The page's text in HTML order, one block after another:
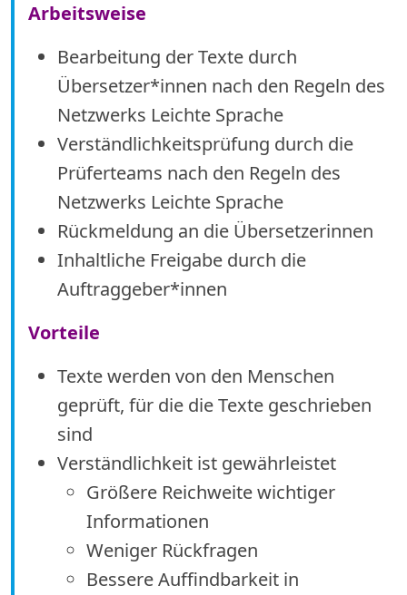
Arbeitsweise
Bearbeitung der Texte durch
Übersetzer*innen nach den Regeln des
Netzwerks Leichte Sprache
Verständlichkeitsprüfung durch die
Prüferteams nach den Regeln des
Netzwerks Leichte Sprache
Rückmeldung an die Übersetzerinnen
Inhaltliche Freigabe durch die
Auftraggeber*innen
Vorteile
Texte werden von den Menschen
geprüft, für die die Texte geschrieben
sind
Verständlichkeit ist gewährleistet
Größere Reichweite wichtiger
Informationen
Weniger Rückfragen
Bessere Auffindbarkeit in